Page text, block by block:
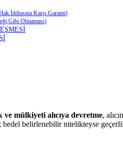
İddiasına Karşı Garanti)
Gibi Olmaması)
ve mülkiyeti alıcıya devretme,
belirlenebilir nitelikteyse